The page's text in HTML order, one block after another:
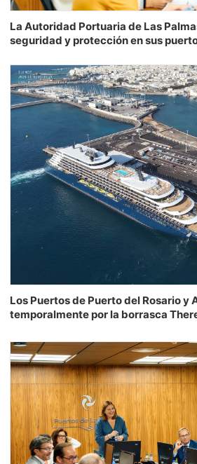
La Autoridad Portuaria de Las
seguridad y protección en sus
Los Puertos de Puerto del Rosario y
temporalmente por la borrasca